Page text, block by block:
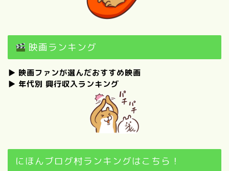
映画ランキング
▶ 映画ファンが選んだおすすめ映画
▶ 年代別 興行収入ランキング
にほんブログ村ランキングはこちら！